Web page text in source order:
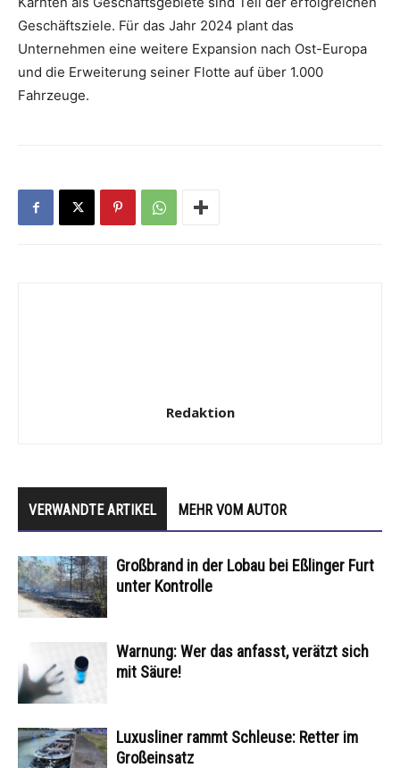
Geschäftsziele. Für das Jahr 2024 plant das
Unternehmen eine weitere Expansion nach Ost-Europa
und die Erweiterung seiner Flotte auf über 1.000
Fahrzeuge.
Redaktion
VERWANDTE ARTIKEL MEHR VOM AUTOR
Großbrand in der Lobau bei Eßlinger Furt
unter Kontrolle
Warnung: Wer das anfasst, verätzt sich
mit Säure!
Luxusliner rammt Schleuse: Retter im
Großeinsatz